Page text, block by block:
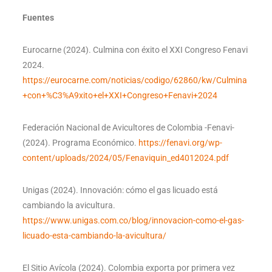
Fuentes
Eurocarne (2024). Culmina con éxito el XXI Congreso Fenavi
2024.
https://eurocarne.com/noticias/codigo/62860/kw/Culmina
+con+%C3%A9xito+el+XXI+Congreso+Fenavi+2024
Federación Nacional de Avicultores de Colombia -Fenavi-
(2024). Programa Económico. https://fenavi.org/wp-
content/uploads/2024/05/Fenaviquin_ed4012024.pdf
Unigas(2024). Innovación: cómo el gas licuado está
cambiando la avicultura.
https://www.unigas.com.co/blog/innovacion-como-el-gas-
licuado-esta-cambiando-la-avicultura/
El Sitio Avícola (2024). Colombia exporta por primera vez